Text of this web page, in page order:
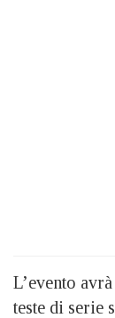
L’evento avrà
teste di serie